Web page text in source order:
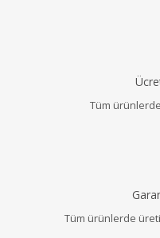
Tüm
Tüm ürünlerde